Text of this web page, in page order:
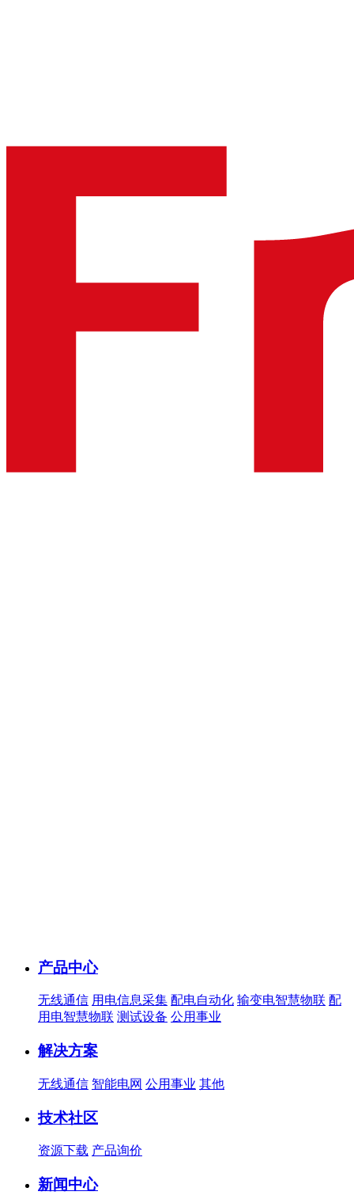
产品中心
无线通信 用电信息采集 配电自动化 输变电智慧物联 配
用电智慧物联 测试设备 公用事业
解决方案
无线通信 智能电网 公用事业 其他
技术社区
资源下载 产品询价
新闻中心